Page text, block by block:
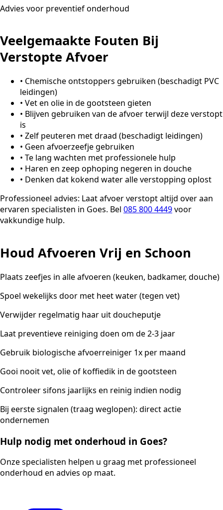
Advies voor preventief onderhoud
Veelgemaakte Fouten Bij
Verstopte Afvoer
• Chemische ontstoppers gebruiken (beschadigt PVC
leidingen)
• Vet en olie in de gootsteen gieten
• Blijven gebruiken van de afvoer terwijl deze verstopt
is
• Zelf peuteren met draad (beschadigt leidingen)
• Geen afvoerzeefje gebruiken
• Te lang wachten met professionele hulp
• Haren en zeep ophoping negeren in douche
• Denken dat kokend water alle verstopping oplost
Professioneel advies: Laat afvoer verstopt altijd over aan
ervaren specialisten in Goes. Bel 085 800 4449voor
vakkundige hulp.
Houd Afvoeren Vrij en Schoon
Plaats zeefjes in alle afvoeren (keuken, badkamer, douche)
Spoel wekelijks door met heet water (tegen vet)
Verwijder regelmatig haar uit doucheputje
Laat preventieve reiniging doen om de 2-3 jaar
Gebruik biologische afvoerreiniger 1x per maand
Gooi nooit vet, olie of koffiedik in de gootsteen
Controleer sifons jaarlijks en reinig indien nodig
Bij eerste signalen (traag weglopen): direct actie
ondernemen
Hulp nodig met onderhoud in Goes?
Onze specialisten helpen u graag met professioneel
onderhoud en advies op maat.